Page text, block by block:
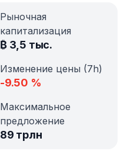
Рыночная
капитализация
₿ 3,5 тыс.
Изменение цены (7h)
-9.50 %
Максимальное
предложение
89 трлн